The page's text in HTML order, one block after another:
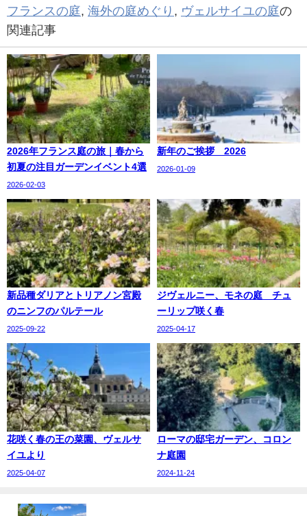
フランスの庭, 海外の庭めぐり , ヴェルサイユの庭の
関連記事
2026年フランス庭の旅｜春から
初夏の注目ガーデンイベント4選
2026-02-03
新年のご挨拶 2026
2026-01-09
新品種ダリアとトリアノン宮殿
のニンフのパルテール
2025-09-22
ジヴェルニー、モネの庭 チュ
ーリップ咲く春
2025-04-17
花咲く春の王の菜園、ヴェルサ
イユより
2025-04-07
ローマの邸宅ガーデン、コロン
ナ庭園
2024-11-24